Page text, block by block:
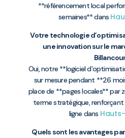
**référencement local
semaines** dans
Votre technologie
une innovation sur le
Oui, notre **logiciel
sur mesure pendant **26
place de **pages locales** par
terme stratégique, renforçant
ligne dans
Quels sont les avantages